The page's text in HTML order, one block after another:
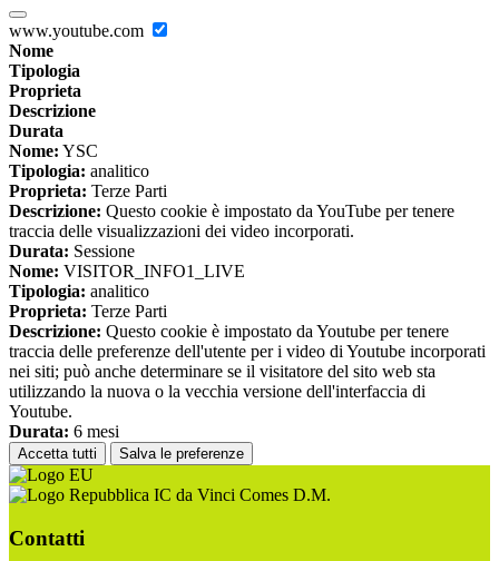
www.youtube.com
Nome
Tipologia
Proprieta
Descrizione
Durata
Nome: YSC
Tipologia: analitico
Proprieta: Terze Parti
Descrizione: Questo cookie è impostato da YouTube per tenere
traccia delle visualizzazioni dei video incorporati.
Durata: Sessione
Nome: VISITOR_INFO1_LIVE
Tipologia: analitico
Proprieta: Terze Parti
Descrizione: Questo cookie è impostato da Youtube per tenere
traccia delle preferenze dell'utente per i video di Youtube incorporati
nei siti; può anche determinare se il visitatore del sito web sta
utilizzando la nuova o la vecchia versione dell'interfaccia di
Youtube.
Durata: 6 mesi
Accetta tutti Salva le preferenze
IC da Vinci Comes D.M.
Contatti